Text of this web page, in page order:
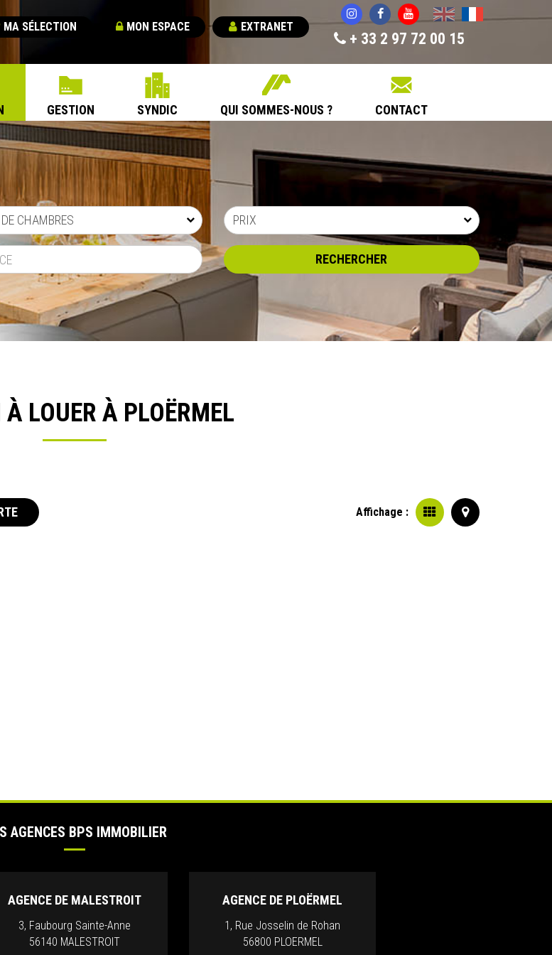
EXTRANET
MON ESPACE
MA SÉLECTION
EnglishFrançais
+ 33 2 97 72 00 15
GESTION SYNDIC QUI SOMMES-NOUS ? CONTACT
CHAMBRES PRIX
RECHERCHER
LOUER À PLOËRMEL
Affichage :
AGENCES BPS IMMOBILIER
AGENCE DE MALESTROIT
3, Faubourg Sainte-Anne
56140 MALESTROIT
AGENCE DE PLOËRMEL
1, Rue Josselin de Rohan
56800 PLOERMEL